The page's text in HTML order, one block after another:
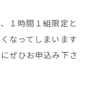
１時間１組限定と
なってしまいます
ぜひお申込み下さ